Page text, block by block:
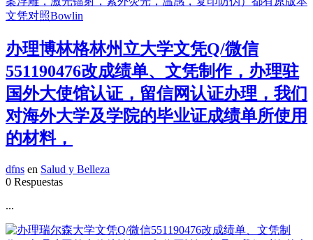
办理博林格林州立大学文凭Q/微信
551190476改成绩单、文凭制作，办理驻
国外大使馆认证，留信网认证办理，我们
对海外大学及学院的毕业证成绩单所使用
的材料，
dfns en Salud y Belleza
0 Respuestas
...